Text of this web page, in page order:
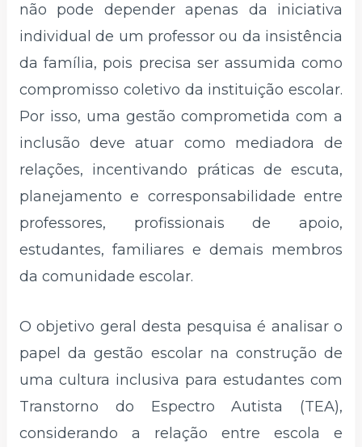
não pode depender apenas da iniciativa
individual de um professor ou da insistência
da família, pois precisa ser assumida como
compromisso coletivo da instituição escolar.
Por isso, uma gestão comprometida com a
inclusão deve atuar como mediadora de
relações, incentivando práticas de escuta,
planejamento e corresponsabilidade entre
professores, profissionais de apoio,
estudantes, familiares e demais membros
da comunidade escolar.
O objetivo geral desta pesquisa é analisar o
papel da gestão escolar na construção de
uma cultura inclusiva para estudantes com
Transtorno do Espectro Autista (TEA),
considerando a relação entre escola e